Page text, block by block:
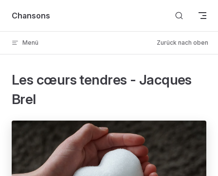
Skip to content
Chansons
Menü Zurück nach oben
Les cœurs tendres - Jacques
Brel